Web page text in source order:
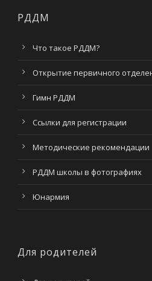
РДДМ
Что такое РДДМ?
Открытие первичного
Гимн РДДМ
Ссылки для регистрации
Методические рекомендации
РДДМ школы в фотографиях
Юнармия
Для родителей